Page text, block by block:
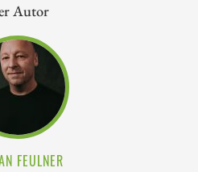
Autor
FEULNER